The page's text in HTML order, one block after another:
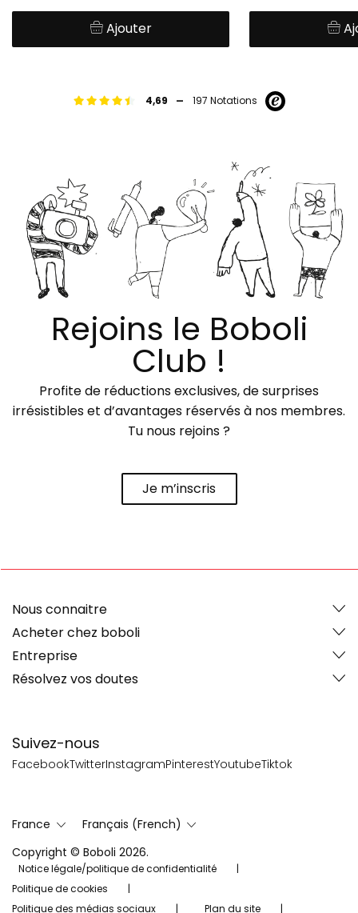
Ajouter
4,69 - 197 Notations
Rejoins le Boboli
Club !
Profite de réductions exclusives, de surprises
irrésistibles et d’avantages réservés à nos membres.
Tu nous rejoins ?
Je m’inscris
Suivez-nous
FacebookTwitterInstagramPinterestYoutubeTiktok
Nous connaitre
Acheter chez boboli
Entreprise
Résolvez vos doutes
France
Français (French)
Copyright © Boboli 2026.
Notice légale/politique de confidentialité
Politique de cookies
Politique des médias sociaux
Plan du site